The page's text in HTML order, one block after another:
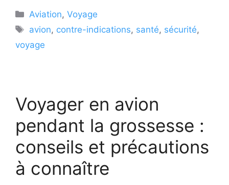
Catégories
Aviation,Voyage
Étiquettes
avion, contre-indications, santé, sécurité,
voyage
Voyager en avion
pendant la grossesse :
conseils et précautions
à connaître